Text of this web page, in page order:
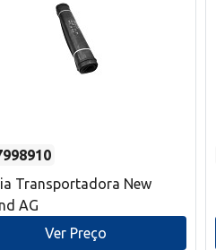
Transportadora New
AG
Ver Preço